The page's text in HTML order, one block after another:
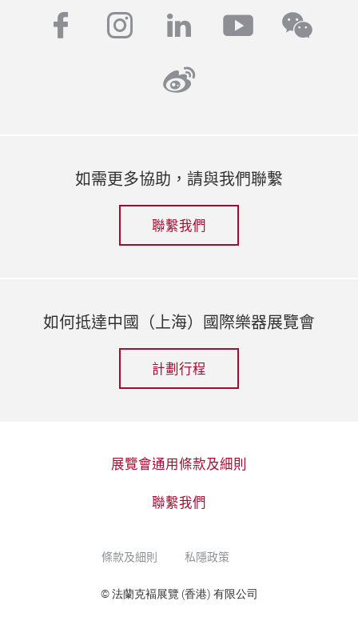
facebook
instagram
linkedinyoutube
weibo
如需更多協助，請與我們聯繫
聯繫我們
如何抵達中國（上海）國際樂器展覽會
計劃行程
展覽會通用條款及細則
聯繫我們
條款及細則 私隱政策
© 法蘭克褔展覽 (香港) 有限公司